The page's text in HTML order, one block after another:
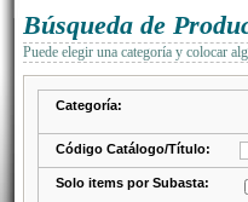
Búsqueda de
Puede elegir una categoría y colocar
Categoría:
Código Catálogo/Título:
Solo items por Subasta: